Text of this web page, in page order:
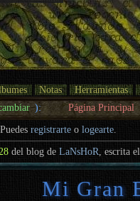
Notas
Herramientas
): Página Principal
registrarte ologearte.
28 del blog deLaNsHoR , escrita
Mi Gran